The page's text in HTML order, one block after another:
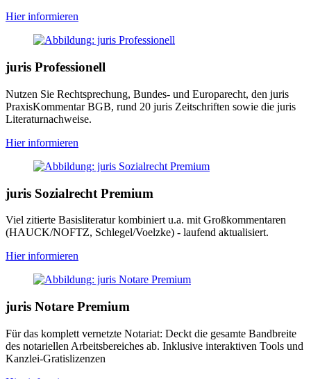
Hier informieren
juris Professionell
Nutzen Sie Rechtsprechung, Bundes- und Europarecht, den juris
PraxisKommentar BGB, rund 20 juris Zeitschriften sowie die juris
Literaturnachweise.
Hier informieren
juris Sozialrecht Premium
Viel zitierte Basisliteratur kombiniert u.a. mit Großkommentaren
(HAUCK/NOFTZ, Schlegel/Voelzke) - laufend aktualisiert.
Hier informieren
juris Notare Premium
Für das komplett vernetzte Notariat: Deckt die gesamte Bandbreite
des notariellen Arbeitsbereiches ab. Inklusive interaktiven Tools und
Kanzlei-Gratislizenzen